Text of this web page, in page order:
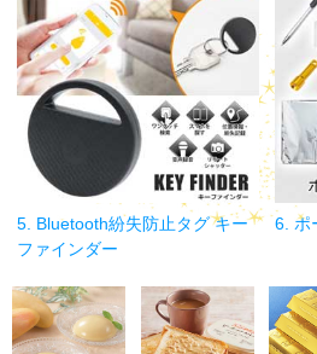
5. Bluetooth紛失防止タグ キー
ファインダー
6. ポ